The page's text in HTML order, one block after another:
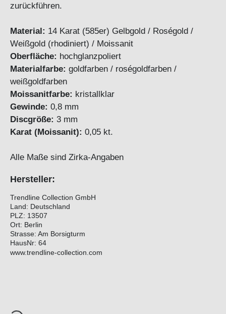
zurückführen.
Material: 14 Karat (585er) Gelbgold / Roségold /
Weißgold (rhodiniert) / Moissanit
Oberfläche: hochglanzpoliert
Materialfarbe: goldfarben / roségoldfarben /
weißgoldfarben
Moissanitfarbe: kristallklar
Gewinde: 0,8 mm
Discgröße: 3 mm
Karat (Moissanit): 0,05 kt.
Alle Maße sind Zirka-Angaben
Hersteller:
Trendline Collection GmbH
Land: Deutschland
PLZ: 13507
Ort: Berlin
Strasse: Am Borsigturm
HausNr: 64
www.trendline-collection.com